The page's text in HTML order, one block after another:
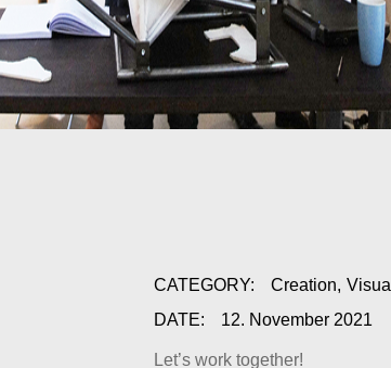
CATEGORY: Creation Visual
DATE:
12. November 2021
Let’s work together!